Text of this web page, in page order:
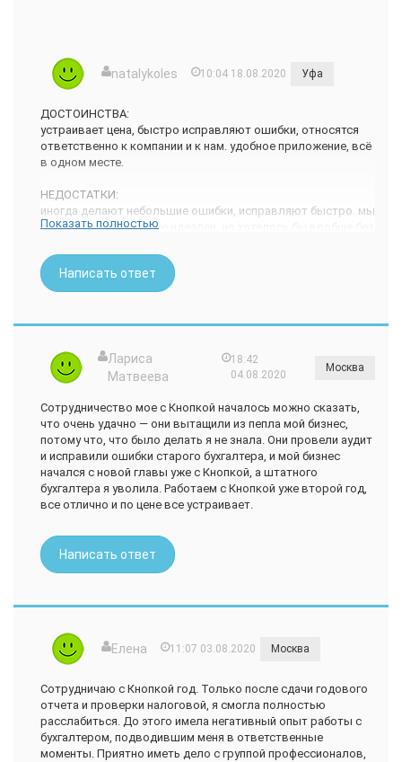
natalykoles 10:04 18.08.2020 Уфа
ДОСТОИНСТВА:
устраивает цена, быстро исправляют ошибки, относятся
ответственно к компании и к нам. удобное приложение, всё
в одном месте.
НЕДОСТАТКИ:
иногда делают небольшие ошибки, исправляют быстро. мы
понимаем что никто не идеален, но хотелось бы вообще без
кнопку нашла случайно, попалась их реклама в ленте
инсты. Искала до этого бухгалтер, бухгалтерская фирма, и
тд в интернете.
обслуживание и ошибки.
У нас с мужем небольшой бизнес, интернет магазин
одежды, при этом он- ип, а я сотрудник. Муж учился на
бизнесе не было. Муж как страовер хотел все делать
самостоятельно. Как-то сами сдавали отчёты, но
допускали ошибки и честно устали. Начали искать в
интернете. Нас проконсультировали по телефону, приятный
продавец - Рената. Зарегистрировались в приложении.
Очень удобно пользоваться, отвечают понятно, не на
бухгалтерском языке.
Ошибки за 1,5 года были небольшие, никогда не приносили
убытков, быстро исправляли. Я в целом спокойно
реагирую на такое, особенно когда ответственно подходят.
готовят и знают нюансы компании, иногда лучше нас :)
Показать полностью
Написать ответ
Лариса
Матвеева
18:42
04.08.2020
Москва
Сотрудничество мое с Кнопкой началось можно сказать,
что очень удачно — они вытащили из пепла мой бизнес,
потому что, что было делать я не знала. Они провели аудит
и исправили ошибки старого бухгалтера, и мой бизнес
начался с новой главы уже с Кнопкой, а штатного
бухгалтера я уволила. Работаем с Кнопкой уже второй год,
все отлично и по цене все устраивает.
Написать ответ
Елена 11:07 03.08.2020 Москва
Сотрудничаю с Кнопкой год. Только после сдачи годового
отчета и проверки налоговой, я смогла полностью
расслабиться. До этого имела негативный опыт работы с
бухгалтером, подводившим меня в ответственные
моменты. Приятно иметь дело с группой профессионалов,